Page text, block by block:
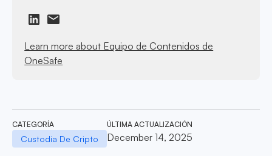
Learn more about Equipo de Contenidos de
OneSafe
CATEGORÍA
Custodia De Cripto
ÚLTIMA ACTUALIZACIÓN
December 14, 2025